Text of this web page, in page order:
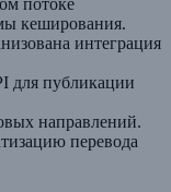
потоке
кеширования.
интеграция
для публикации
направлений.
перевода